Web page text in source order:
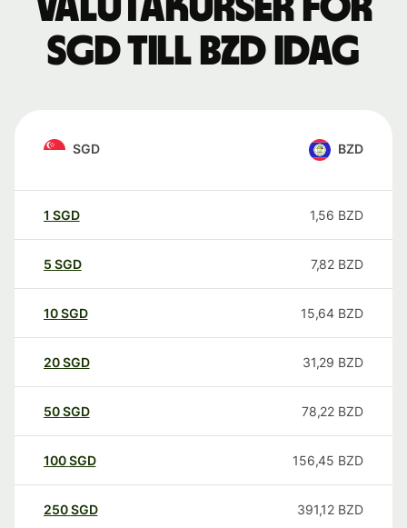
SGD till BZD idag
SGD BZD
1 SGD 1,56 BZD
5 SGD 7,82 BZD
10SGD 15,64 BZD
20SGD 31,29 BZD
50SGD 78,22 BZD
100SGD 156,45 BZD
250SGD 391,12 BZD